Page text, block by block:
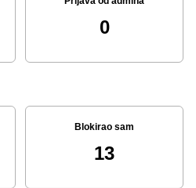
0
Blokirao sam
13